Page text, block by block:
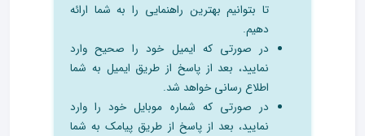
تا بتوانیم بهترین راهنمایی را به شما ارائه
دهیم.
در صورتی که ایمیل خود را صحیح وارد
نمایید، بعد از پاسخ از طریق ایمیل به شما
اطلاع رسانی خواهد شد.
در صورتی که شماره موبایل خود را وارد
نمایید، بعد از پاسخ از طریق پیامک به شما